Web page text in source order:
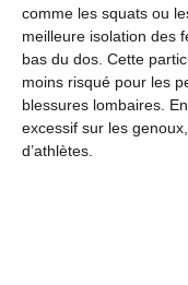
comme les squats ou
meilleure isolation des
bas du dos. Cette
moins risqué pour les
blessures lombaires.
excessif sur les
d’athlètes.